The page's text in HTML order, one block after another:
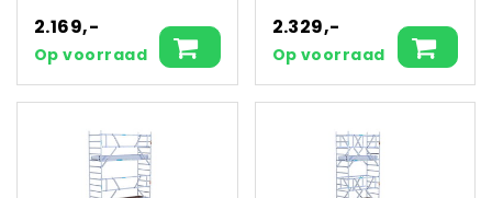
2.169,-
Op voorraad
2.329,-
Op voorraad